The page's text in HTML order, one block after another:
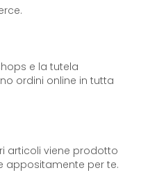
e la tutela
ordini online in tutta
articoli viene prodotto
appositamente per te.